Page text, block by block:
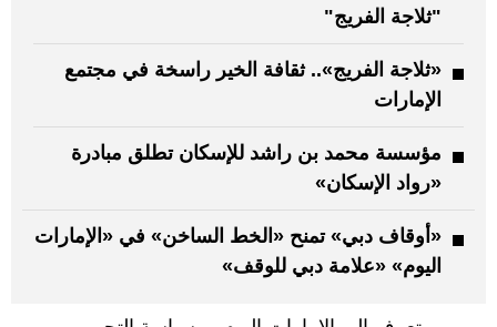
"ثلاجة الفريج"
«ثلاجة الفريج».. ثقافة الخير راسخة في مجتمع
الإمارات
مؤسسة محمد بن راشد للإسكان تطلق مبادرة
«رواد الإسكان»
«أوقاف دبي» تمنح «الخط الساخن» في «الإمارات
اليوم» «علامة دبي للوقف»